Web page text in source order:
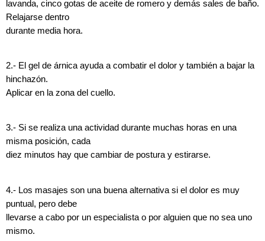
lavanda, cinco gotas de aceite de romero y demás sales de baño.
Relajarse dentro
durante media hora.
2.- El gel de árnica ayuda a combatir el dolor y también a bajar la
hinchazón.
Aplicar en la zona del cuello.
3.- Si se realiza una actividad durante muchas horas en una
misma posición, cada
diez minutos hay que cambiar de postura y estirarse.
4.- Los masajes son una buena alternativa si el dolor es muy
puntual, pero debe
llevarse a cabo por un especialista o por alguien que no sea uno
mismo.